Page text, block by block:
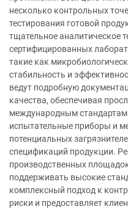
несколько контрольных
тестирования готовой
тщательное аналитическое
сертифицированных
такие как
стабильность и
ведут подробную
качества, обеспечивая
международным
испытательные приборы и
потенциальных
спецификаций продукции.
производственных
поддерживать высокие
комплексный подход к
риски и предоставляет